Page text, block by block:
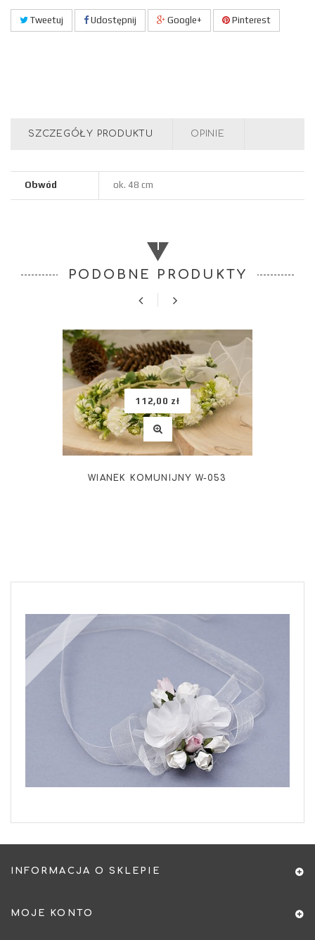
Tweetuj Udostępnij Google+ Pinterest
SZCZEGÓŁY PRODUKTU OPINIE
Obwód ok. 48 cm
PODOBNE PRODUKTY
112,00 zł
WIANEK KOMUNIJNY W-053
INFORMACJA O SKLEPIE
MOJE KONTO